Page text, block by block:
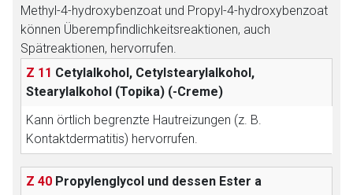
Methyl-4-hydroxybenzoat und Propyl-4-hydroxybenzoat
können Überempfindlichkeitsreaktionen, auch
Spätreaktionen, hervorrufen.
Z 11 Cetylalkohol, Cetylstearylalkohol,
Stearylalkohol (Topika) (-Creme)
Kann örtlich begrenzte Hautreizungen (z. B.
Kontaktdermatitis) hervorrufen.
Z 40 Propylenglycol und dessen Ester a
Aufruf einer externen Seite
Der von Ihnen aufgerufene Link öffnet eine externe Web-
Seite. Für die Inhalte der externen Web-Seite ist deren
Betreiber verantwortlich. Ebenso gelten dort ggf. andere
Datenschutzbestimmungen.